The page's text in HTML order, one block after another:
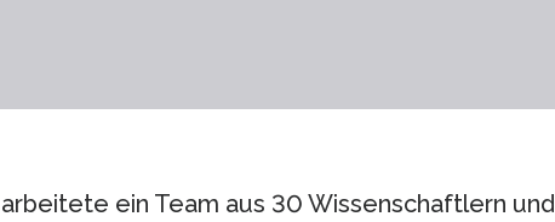
ein Team aus 30 Wissenschaftlern und